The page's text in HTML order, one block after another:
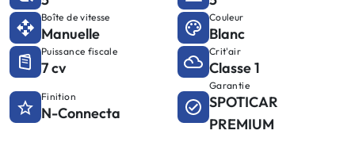
Boîte de vitesse
Manuelle
Couleur
Blanc
Puissance fiscale
7 cv
Crit'air
Classe 1
Finition
N-Connecta
Garantie
SPOTICAR
PREMIUM